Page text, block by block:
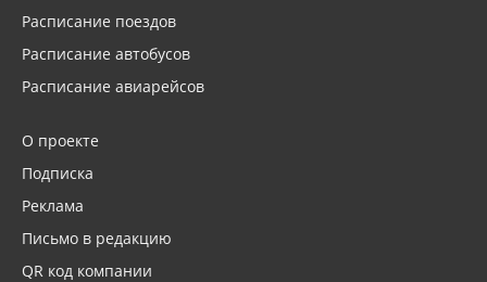
Расписание поездов
Расписание автобусов
Расписание авиарейсов
О проекте
Подписка
Реклама
Письмо в редакцию
QR код компании